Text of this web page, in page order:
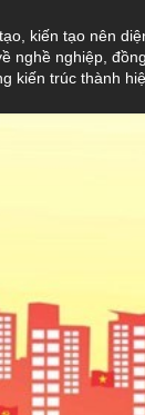
kiến tạo nên
nghề nghiệp,
kiến trúc thành